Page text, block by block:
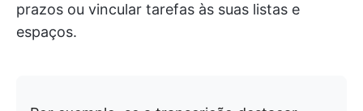
prazos ou vincular tarefas às suas listas e
espaços.